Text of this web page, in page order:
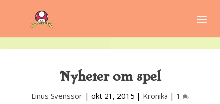
Nyheter om spel
Linus Svensson | okt 21, 2015 | Krönika | 1